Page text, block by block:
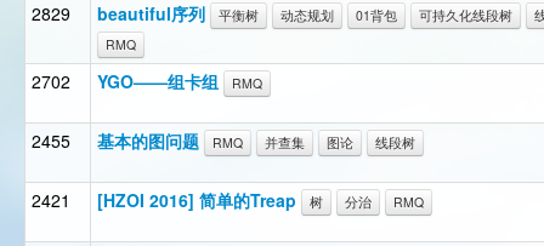
2829 beautiful序列 平衡树 动态规划 01背包 可持久化线段树
RMQ
2702 YGO——组卡组 RMQ
2455 基本的图问题 RMQ 并查集 图论 线段树
2421 [HZOI 2016] 简单的Treap 树 分治 RMQ